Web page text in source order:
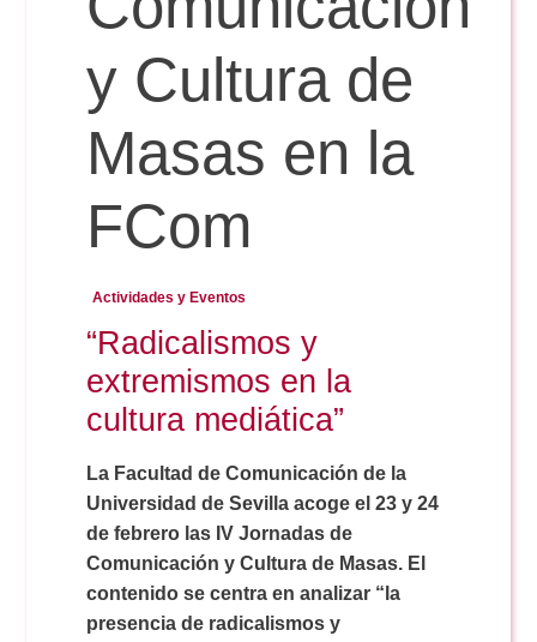
Reservas
Calendario Lectivo
Horarios
Publicidad y RR.PP
Comunicación Audiovisual
Doble Grado PER/CAV
Exámenes Grado
Periodismo
Publicidad y RR.PP
Comunicación Audiovisual
Doble Grado PER/CAV
Secretaría Virtual
#miTFG
#YoPractico
y Cultura de
Masas en la
FCom
Actividades y Eventos
“Radicalismos y
extremismos en la
cultura mediática”
La Facultad de Comunicación de la
Universidad de Sevilla acoge el 23 y 24
de febrero las IV Jornadas de
Comunicación y Cultura de Masas. El
contenido se centra en analizar “la
presencia de radicalismos y